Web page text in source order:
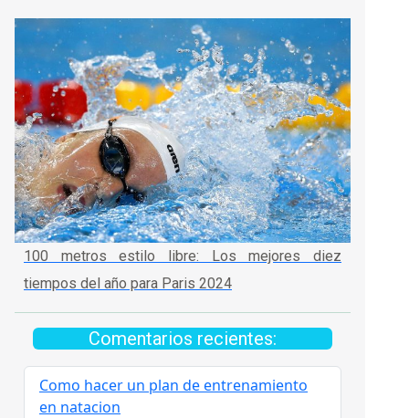
100 metros estilo libre: Los mejores diez
tiempos del año para Paris 2024
Comentarios recientes:
Como hacer un plan de entrenamiento
en natacion